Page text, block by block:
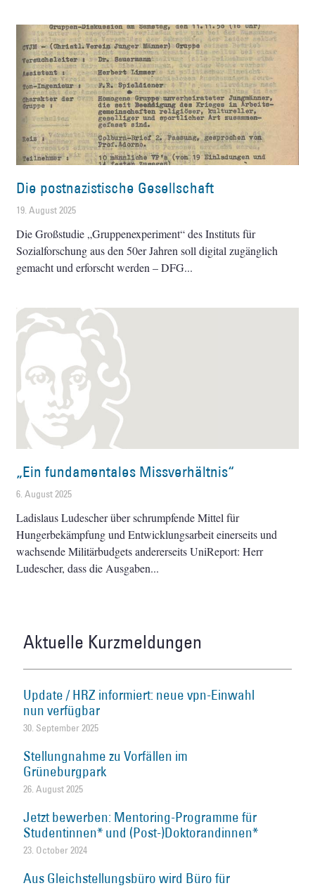
Die postnazistische Gesellschaft
19. August 2025
Die Großstudie „Gruppenexperiment“ des Instituts für
Sozialforschung aus den 50er Jahren soll digital zugänglich
gemacht und erforscht werden – DFG
„Ein fundamentales Missverhältnis“
6. August 2025
Ladislaus Ludescher über schrumpfende Mittel für
Hungerbekämpfung und Entwicklungsarbeit einerseits und
wachsende Militärbudgets andererseits UniReport: Herr
Ludescher, dass die Ausgaben
Aktuelle Kurzmeldungen
Update / HRZ informiert: neue vpn-Einwahl
nun verfügbar
30. September 2025
Stellungnahme zu Vorfällen im
Grüneburgpark
26. August 2025
Jetzt bewerben: Mentoring-Programme für
Studentinnen* und (Post-)Doktorandinnen*
23. October 2024
Aus Gleichstellungsbüro wird Büro für